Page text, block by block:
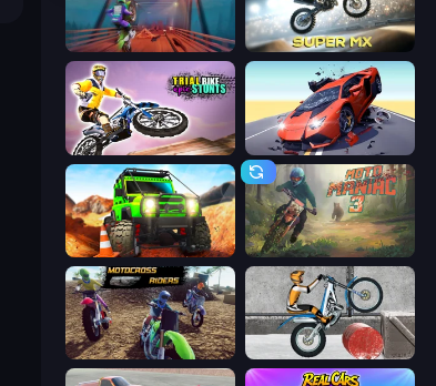
Moto Maniac 2 Super MX - Last Season
Trial Bike Epic Stunts Hyper Cars Ramp Crash
Offroad Life 3D Moto Maniac 3
MotoCross Riders Trials Ice Ride